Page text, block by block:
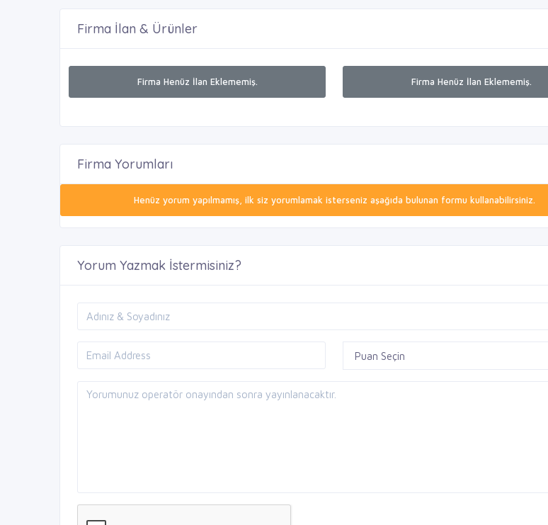
Firma İlan & Ürünler
Firma Henüz İlan Eklememiş. Firma Henüz İlan Eklememiş.
Firma Yorumları
Henüz yorum yapılmamış, ilk siz yorumlamak isterseniz aşağıda bulunan formu kullanabilirsiniz.
Yorum Yazmak İstermisiniz?